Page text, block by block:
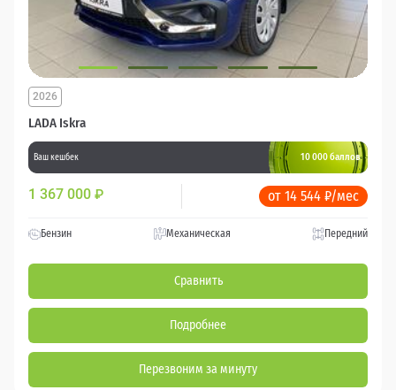
LADA Iskra
2026
Ваш кешбек 10 000 баллов
1 367 000 ₽ от 14 544 ₽/мес
Бензин Механическая Передний
Сравнить
Подробнее
Перезвоним за минуту